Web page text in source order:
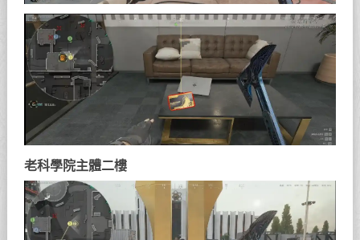
老科學院主體二樓